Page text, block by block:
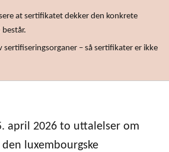
at sertifikatet dekker den konkrete
– så sertifikater er ikke
april 2026 to uttalelser om
luxembourgske